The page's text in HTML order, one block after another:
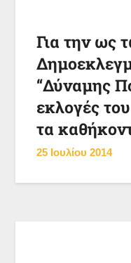
Για την ως
“Δύναμης
εκλογές
τα
25 Ιουλίου 2014